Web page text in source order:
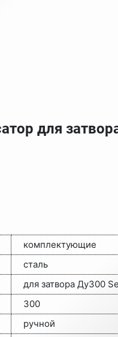
для
комплектующие
сталь
для затвора Ду300
300
ручной